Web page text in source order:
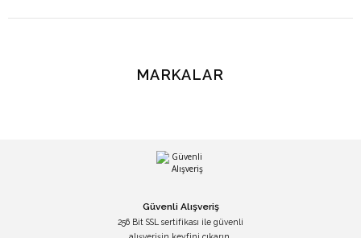
MARKALAR
Güvenli Alışveriş
256 Bit SSL sertifikası ile güvenli